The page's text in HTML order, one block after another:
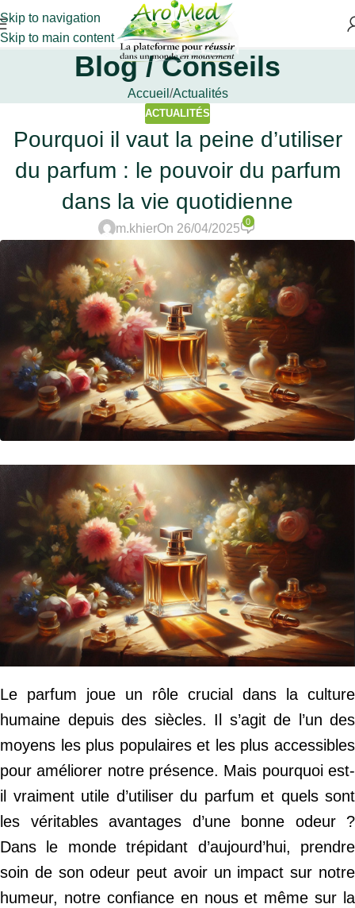
Skip to navigation
Skip to main content
Blog / Conseils
Accueil Actualités
ACTUALITÉS
Pourquoi il vaut la peine d’utiliser
du parfum : le pouvoir du parfum
dans la vie quotidienne
m.khierOn 26/04/2025
0
Le parfum joue un rôle crucial dans la culture
humaine depuis des siècles. Il s’agit de l’un des
moyens les plus populaires et les plus accessibles
pour améliorer notre présence. Mais pourquoi est-
il vraiment utile d’utiliser du parfum et quels sont
les véritables avantages d’une bonne odeur ?
Dans le monde trépidant d’aujourd’hui, prendre
soin de son odeur peut avoir un impact sur notre
humeur, notre confiance en nous et même sur la